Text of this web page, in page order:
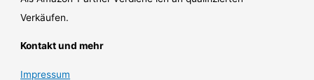
Verkäufen.
Kontakt und mehr
Impressum